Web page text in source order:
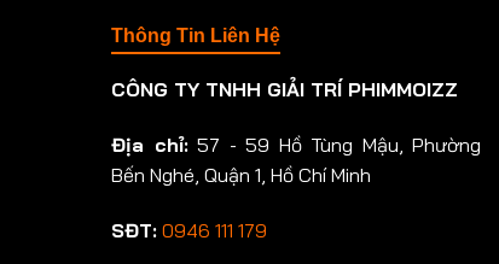
Thông Tin Liên Hệ
CÔNG TY TNHH GIẢI TRÍ PHIMMOIZZ
Địa chỉ:57 - 59 Hồ Tùng Mậu, Phường
Bến Nghé, Quận 1, Hồ Chí Minh
SĐT: 0946 111 179